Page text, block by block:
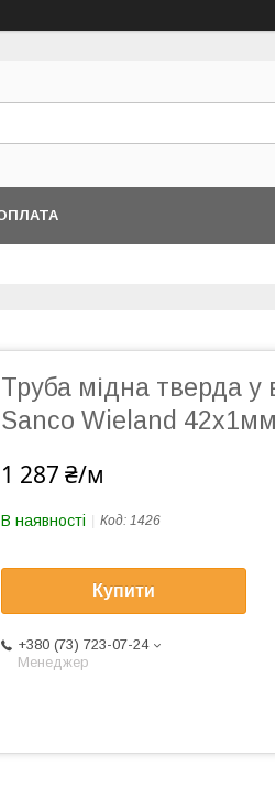
Труба мідна тверда у
Sanco Wieland 42х1мм
1 287 ₴/м
В наявності Код: 1426
Купити
+380 (73) 723-07-24
Менеджер